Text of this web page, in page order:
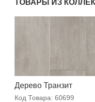
ТОВАРЫ ИЗ
Дерево Транзит
Код Товара: 60699